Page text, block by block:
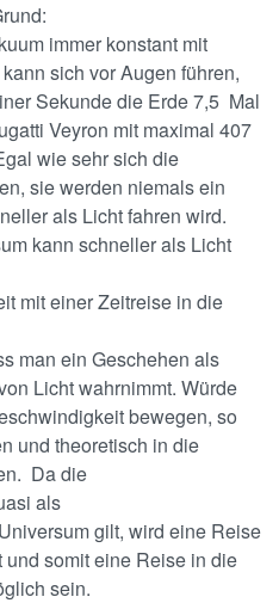
immer konstant mit
sich vor Augen führen,
Sekunde die Erde 7,5 Mal
Veyron mit maximal 407
wie sehr sich die
sie werden niemals ein
als Licht fahren wird.
kann schneller als Licht
mit einer Zeitreise in die
man ein Geschehen als
Licht wahrnimmt. Würde
bewegen, so
und theoretisch in die
Da die
als
gilt, wird eine Reise
somit eine Reise in die
sein.